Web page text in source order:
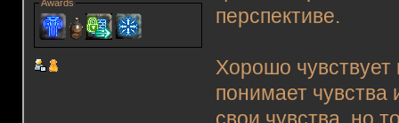
Awards
перспективе.
Хорошо
понимает чувства